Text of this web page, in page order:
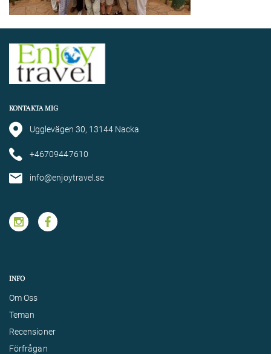
KONTAKTA MIG
Ugglevägen 30, 13144 Nacka
+46709447610
info@enjoytravel.se
INFO
Om Oss
Teman
Recensioner
Förfrågan